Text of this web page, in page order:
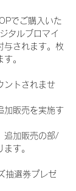
でご購入いた
タルブロマイ
与されます。枚
。
ントされませ
加販売を実施す
追加販売の部/
す。
抽選券プレゼ